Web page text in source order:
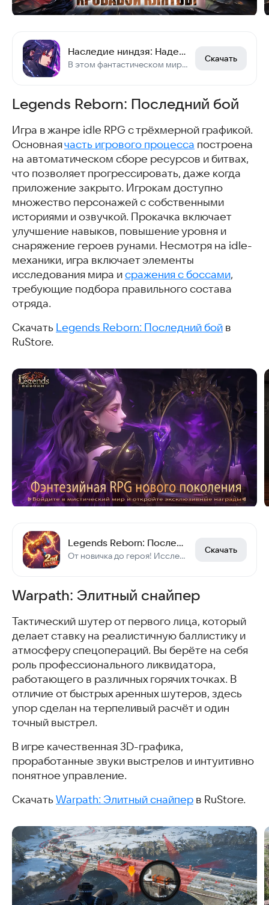
Наследие ниндзя: Надежда
В этом фантастическом мире легенды о ниндзя никогда не угасали.
Скачать
Legends Reborn: Последний бой
Игра в жанре idle RPG с трёхмерной графикой.
Основнаячасть игрового процесса построена
на автоматическом сборе ресурсов и битвах,
что позволяет прогрессировать, даже когда
приложение закрыто. Игрокам доступно
множество персонажей с собственными
историями и озвучкой. Прокачка включает
улучшение навыков, повышение уровня и
снаряжение героев рунами. Несмотря на idle-
механики, игра включает элементы
исследования мира и сражения с боссами,
требующие подбора правильного состава
отряда.
Скачать Legends Reborn: Последний бой в
RuStore.
Legends Reborn: Последний бой
От новичка до героя! Исследуй мир, улучшай героев, побеждай боссов с союзниками!
Скачать
Warpath: Элитный снайпер
Тактический шутер от первого лица, который
делает ставку на реалистичную баллистику и
атмосферу спецопераций. Вы берёте на себя
роль профессионального ликвидатора,
работающего в различных горячих точках. В
отличие от быстрых аренных шутеров, здесь
упор сделан на терпеливый расчёт и один
точный выстрел.
В игре качественная 3D-графика,
проработанные звуки выстрелов и интуитивно
понятное управление.
Скачать Warpath: Элитный снайпер в RuStore.